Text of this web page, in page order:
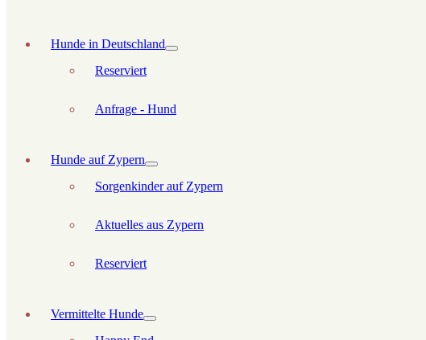
Hunde in Deutschland
Reserviert
Anfrage - Hund
Hunde auf Zypern
Sorgenkinder auf Zypern
Aktuelles aus Zypern
Reserviert
Vermittelte Hunde